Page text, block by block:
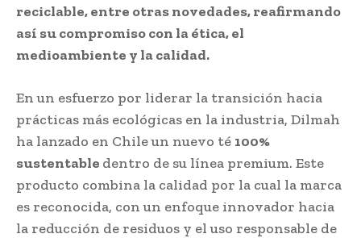
reciclable, entre otras novedades, reafirmando
así su compromiso con la ética, el
medioambiente y la calidad.
En un esfuerzo por liderar la transición hacia
prácticas más ecológicas en la industria, Dilmah
ha lanzado en Chile un nuevo té 100%
sustentable dentro de su línea premium. Este
producto combina la calidad por la cual la marca
es reconocida, con un enfoque innovador hacia
la reducción de residuos y el uso responsable de